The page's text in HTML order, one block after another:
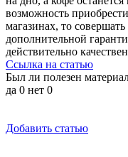
возможность
магазинах, то
дополнительной
действительно
Ссылка на статью
Был ли полезен
да 0 нет 0
Добавить статью